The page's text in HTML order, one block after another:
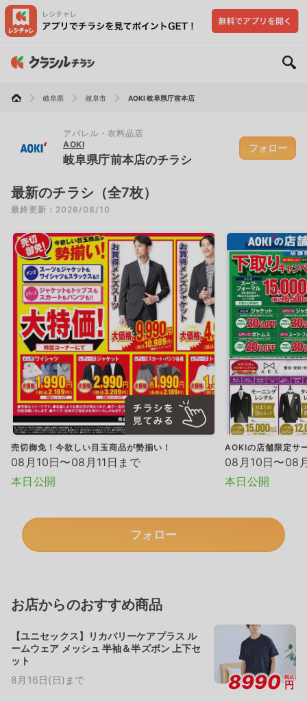
岐阜県 岐阜市 AOKI 岐阜県庁前本店
アパレル・衣料品店
AOKI
岐阜県庁前本店のチラシ
フォロー
最新のチラシ（全7枚）
最終更新：2026/08/10
売切御免！今欲しい目玉商品が勢揃い！
08月10日〜08月11日まで
本日公開
AOKIの店舗限定サ
08月10日〜08
本日公開
フォロー
お店からのおすすめ商品
【ユニセックス】リカバリーケアプラス ル
ームウェア メッシュ 半袖＆半ズボン 上下セ
ット
8月16日(日)まで
8990 税込
円